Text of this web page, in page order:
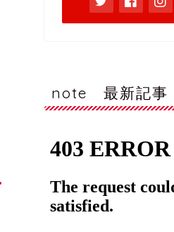
note 最新記事